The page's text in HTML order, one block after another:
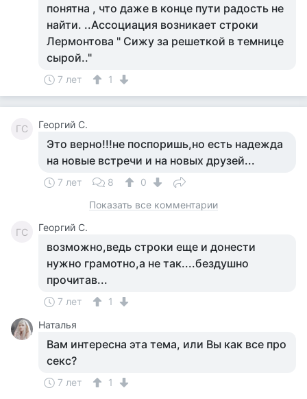
понятна , что даже в конце пути радость не
найти. ..Ассоциация возникает строки
Лермонтова " Сижу за решеткой в темнице
сырой.."
7 лет 1
ГС Георгий С.
Это верно!!!не поспоришь,но есть надежда
на новые встречи и на новых друзей...
7 лет 8
0
Показать все комментарии
ГС Георгий С.
возможно,ведь строки еще и донести
нужно грамотно,а не так....бездушно
прочитав...
7 лет
1
Наталья
Вам интересна эта тема, или Вы как все про
секс?
7 лет 1